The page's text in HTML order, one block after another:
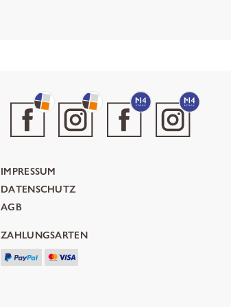
IMPRESSUM
DATENSCHUTZ
AGB
ZAHLUNGSARTEN